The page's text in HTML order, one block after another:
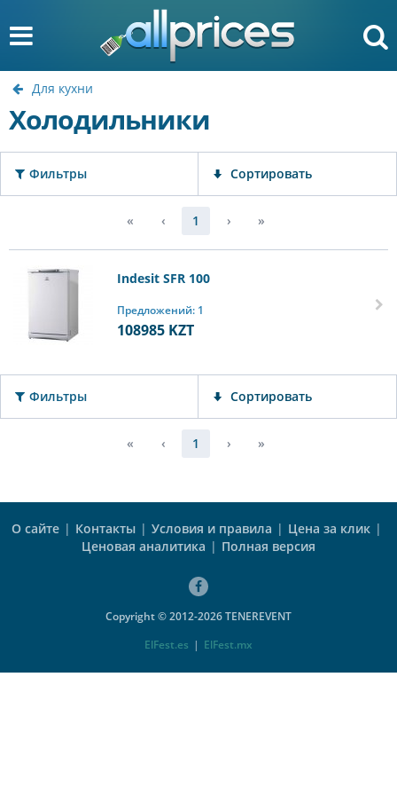
Для кухни
Холодильники
Фильтры Сортировать
« ‹ 1 › »
Indesit SFR 100
Предложений: 1
108985 KZT
Фильтры Сортировать
« ‹ 1 › »
О сайте | Контакты | Условия и правила | Цена за клик |
Ценовая аналитика | Полная версия
Copyright © 2012-2026 TENEREVENT
ElFest.es | ElFest.mx